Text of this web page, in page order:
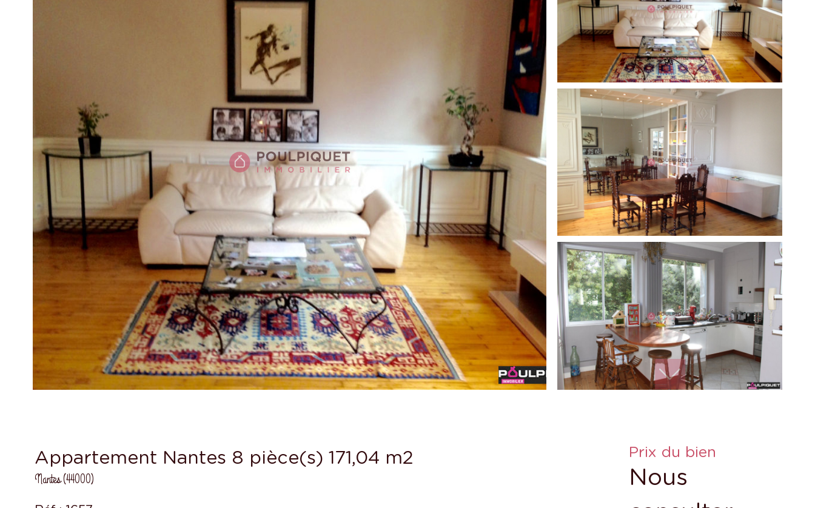
Appartement Nantes 8 pièce(s) 171,04 m2
Nantes (44000)
Prix du bien
Nous